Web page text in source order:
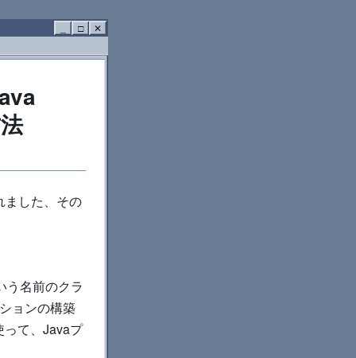
□ ✕
ました、その
う名前のクラ
ョンの構築
て、Javaプ